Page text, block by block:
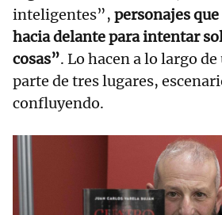
inteligentes”, personajes
hacia delante para intentar
cosas”. Lo hacen a lo largo
parte de tres lugares,
confluyendo.